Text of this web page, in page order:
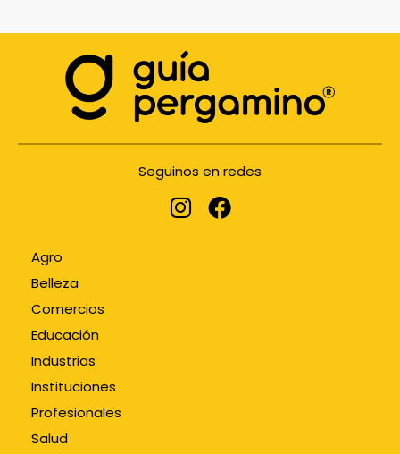
Seguinos en redes
Agro
Belleza
Comercios
Educación
Industrias
Instituciones
Profesionales
Salud